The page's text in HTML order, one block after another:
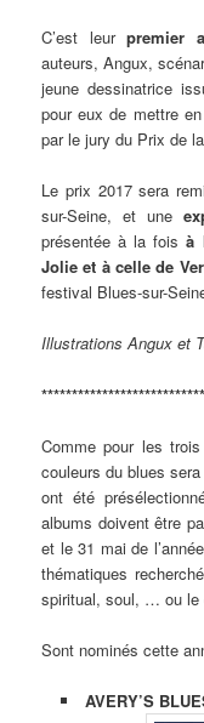
C’est leurpremier
auteurs, Angux,
jeune dessinatrice
pour eux de mettre
par le jury du Prix de
Le prix 2017 sera
sur-Seine, et une
présentée à la foisà
Jolie et à celle de
festival Blues-sur-
Illustrations Angux et
Comme pour les
couleurs du blues
ont été
albums doivent être
et le 31 mai de
thématiques
spiritual, soul, … ou le
Sont nominés cette
AVERY’S